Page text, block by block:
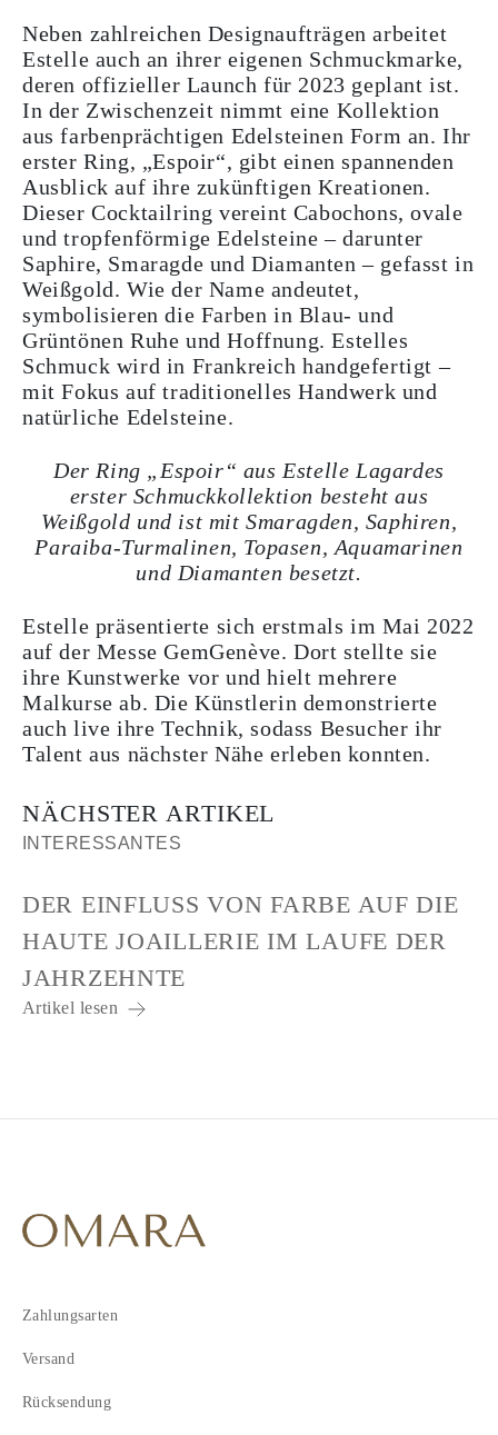
Neben zahlreichen Designaufträgen arbeitet
Estelle auch an ihrer eigenen Schmuckmarke,
deren offizieller Launch für 2023 geplant ist.
In der Zwischenzeit nimmt eine Kollektion
aus farbenprächtigen Edelsteinen Form an. Ihr
erster Ring, „Espoir“, gibt einen spannenden
Ausblick auf ihre zukünftigen Kreationen.
Dieser Cocktailring vereint Cabochons, ovale
und tropfenförmige Edelsteine – darunter
Saphire, Smaragde und Diamanten – gefasst in
Weißgold. Wie der Name andeutet,
symbolisieren die Farben in Blau- und
Grüntönen Ruhe und Hoffnung. Estelles
Schmuck wird in Frankreich handgefertigt –
mit Fokus auf traditionelles Handwerk und
natürliche Edelsteine.
Der Ring „Espoir“ aus Estelle Lagardes
erster Schmuckkollektion besteht aus
Weißgold und ist mit Smaragden, Saphiren,
Paraiba-Turmalinen, Topasen, Aquamarinen
und Diamanten besetzt.
Estelle präsentierte sich erstmals im Mai 2022
auf der Messe GemGenève. Dort stellte sie
ihre Kunstwerke vor und hielt mehrere
Malkurse ab. Die Künstlerin demonstrierte
auch live ihre Technik, sodass Besucher ihr
Talent aus nächster Nähe erleben konnten.
NÄCHSTER ARTIKEL
INTERESSANTES
DER EINFLUSS VON FARBE AUF DIE
HAUTE JOAILLERIE IM LAUFE DER
JAHRZEHNTE
Artikel lesen
Zahlungsarten
Versand
Rücksendung